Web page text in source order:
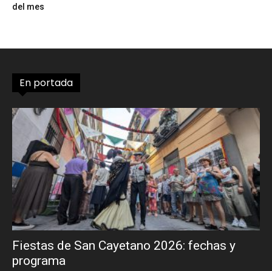
del mes
En portada
Fiestas de San Cayetano 2026: fechas y
programa